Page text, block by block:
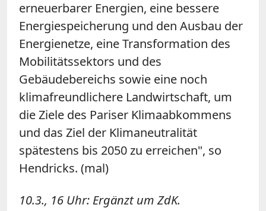
erneuerbarer Energien, eine bessere
Energiespeicherung und den Ausbau der
Energienetze, eine Transformation des
Mobilitätssektors und des
Gebäudebereichs sowie eine noch
klimafreundlichere Landwirtschaft, um
die Ziele des Pariser Klimaabkommens
und das Ziel der Klimaneutralität
spätestens bis 2050 zu erreichen", so
Hendricks. (mal)
10.3., 16 Uhr: Ergänzt um ZdK.